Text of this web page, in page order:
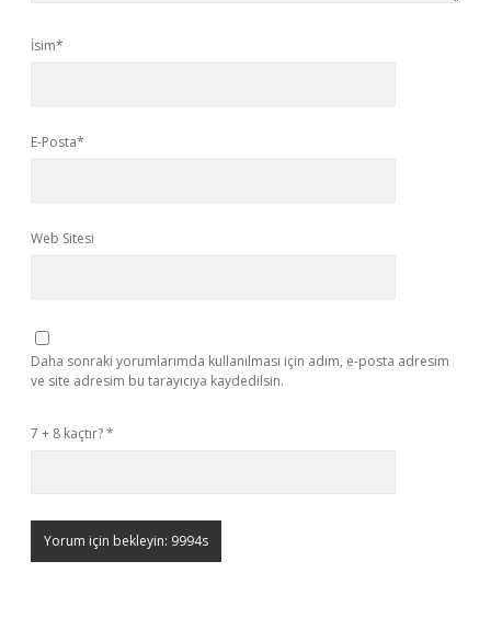
İsim*
E-Posta*
Web Sitesi
Daha sonraki yorumlarımda kullanılması için adım, e-posta adresim
ve site adresim bu tarayıcıya kaydedilsin.
7 + 8 kaçtır?*